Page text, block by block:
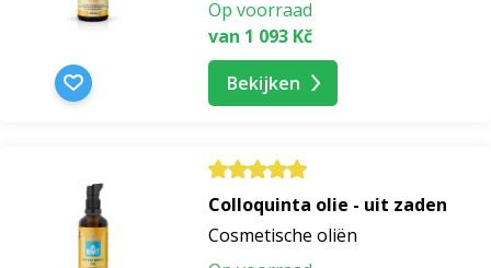
serum voor de huid
hydraterend huidserum
vitamine c huidserum
Op voorraad
van 1 093 Kč
Bekijken
Colloquinta olie - uit zaden
Cosmetische oliën